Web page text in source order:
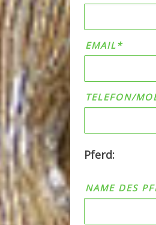
EMAIL*
TELEFON/
BITTE LASSE
Pferd:
NAME DES